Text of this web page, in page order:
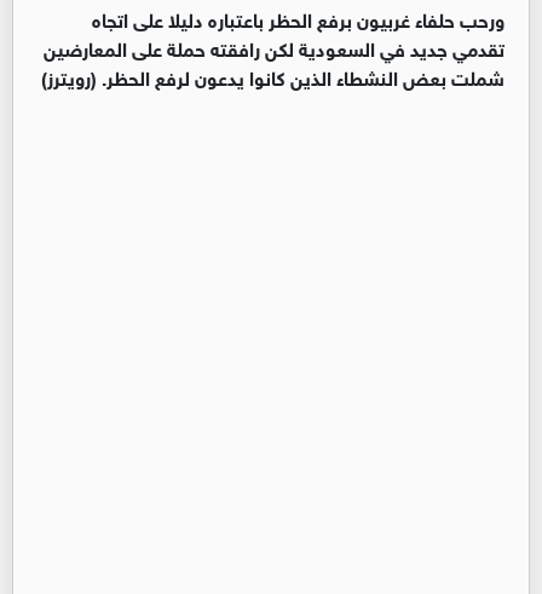
ورحب حلفاء غربيون برفع الحظر باعتباره دليلا على اتجاه
تقدمي جديد في السعودية لكن رافقته حملة على المعارضين
شملت بعض النشطاء الذين كانوا يدعون لرفع الحظر. (رويترز)